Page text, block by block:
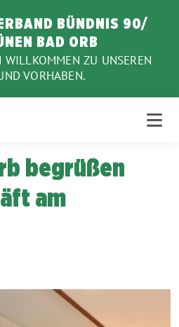
BÜNDNIS 90/
BAD ORB
WILLKOMMEN ZU UNSEREN
VORHABEN.
begrüßen
am